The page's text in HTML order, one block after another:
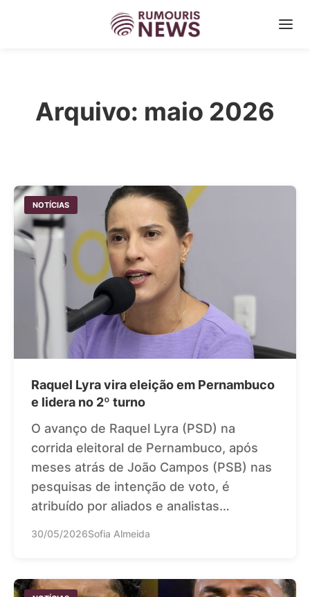
Arquivo: maio 2026
NOTÍCIAS
Raquel Lyra vira eleição em Pernambuco
e lidera no 2º turno
O avanço de Raquel Lyra (PSD) na
corrida eleitoral de Pernambuco, após
meses atrás de João Campos (PSB) nas
pesquisas de intenção de voto, é
atribuído por aliados e analistas…
30/05/2026Sofia Almeida